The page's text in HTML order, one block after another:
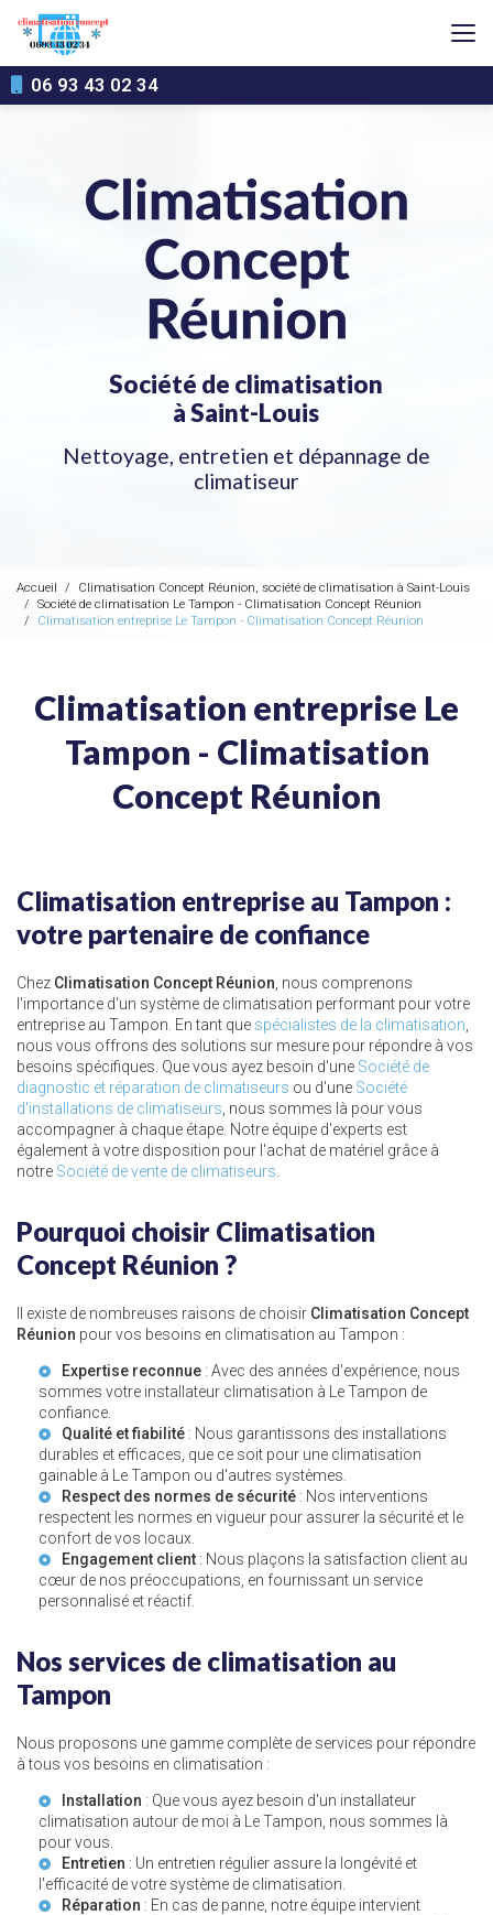
contenu
principal
06 93 43 02 34
Société de climatisation
à Saint-Louis
Nettoyage, entretien et dépannage de
climatiseur
Accueil
Climatisation Concept Réunion, société de climatisation à Saint-Louis
Société de climatisation Le Tampon - Climatisation Concept Réunion
Climatisation entreprise Le Tampon - Climatisation Concept Réunion
Climatisation entreprise Le
Tampon - Climatisation
Concept Réunion
Climatisation entreprise au Tampon :
votre partenaire de confiance
Chez Climatisation Concept Réunion , nous comprenons
l'importance d'un système de climatisation performant pour votre
entreprise au Tampon. En tant que spécialistes de la climatisation
nous vous offrons des solutions sur mesure pour répondre à vos
besoins spécifiques. Que vous ayez besoin d'une Société de
diagnostic et réparation de climatiseurs ou d'une Société
d'installations de climatiseurs , nous sommes là pour vous
accompagner à chaque étape. Notre équipe d'experts est
également à votre disposition pour l'achat de matériel grâce à
notre Société de vente de climatiseurs
Pourquoi choisir Climatisation
Concept Réunion ?
Il existe de nombreuses raisons de choisir Climatisation Concept
Réunion pour vos besoins en climatisation au Tampon :
Expertise reconnue : Avec des années d'expérience, nous
sommes votre installateur climatisation à Le Tampon de
confiance.
Qualité et fiabilité : Nous garantissons des installations
durables et efficaces, que ce soit pour une climatisation
gainable à Le Tampon ou d'autres systèmes.
Respect des normes de sécurité : Nos interventions
respectent les normes en vigueur pour assurer la sécurité et le
confort de vos locaux.
Engagement client : Nous plaçons la satisfaction client au
cœur de nos préoccupations, en fournissant un service
personnalisé et réactif.
Nos services de climatisation au
Tampon
Nous proposons une gamme complète de services pour répondre
à tous vos besoins en climatisation :
Installation : Que vous ayez besoin d'un installateur
climatisation autour de moi à Le Tampon , nous sommes là
pour vous.
Entretien : Un entretien régulier assure la longévité et
l'efficacité de votre système de climatisation.
Réparation : En cas de panne, notre équipe intervient